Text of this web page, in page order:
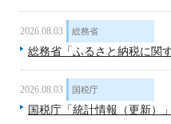
2026.08.03 総務省
総務省「ふるさと納税に関
2026.08.03 国税庁
国税庁「統計情報（更新）